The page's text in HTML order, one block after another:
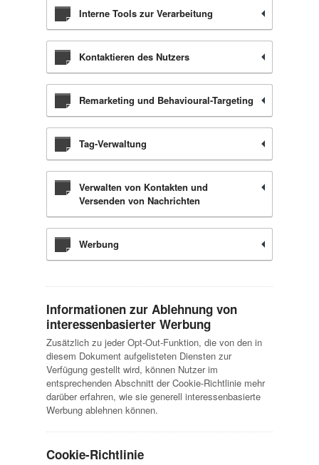
Interne Tools zur Verarbeitung
Kontaktieren des Nutzers
Remarketing und Behavioural-Targeting
Tag-Verwaltung
Verwalten von Kontakten und
Versenden von Nachrichten
Werbung
Informationen zur Ablehnung von
interessenbasierter Werbung
Zusätzlich zu jeder Opt-Out-Funktion, die von den in
diesem Dokument aufgelisteten Diensten zur
Verfügung gestellt wird, können Nutzer im
entsprechenden Abschnitt der Cookie-Richtlinie mehr
darüber erfahren, wie sie generell interessenbasierte
Werbung ablehnen können.
Cookie-Richtlinie